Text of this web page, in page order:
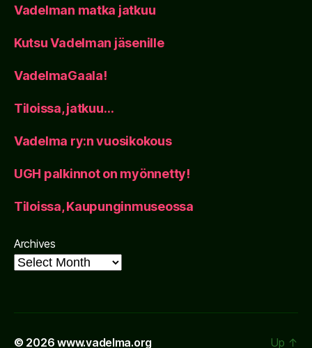
Vadelman matka jatkuu
Kutsu Vadelman jäsenille
VadelmaGaala!
Tiloissa, jatkuu…
Vadelma ry:n vuosikokous
UGH palkinnot on myönnetty!
Tiloissa, Kaupunginmuseossa
Archives
© 2026www.vadelma.org Up ↑